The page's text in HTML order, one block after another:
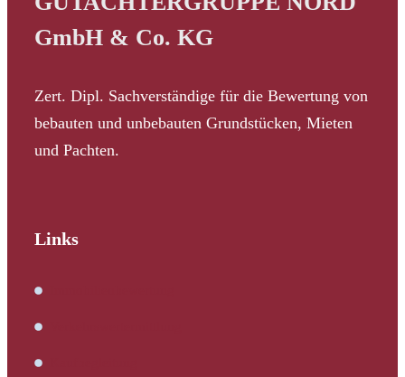
GmbH & Co. KG
Zert. Dipl. Sachverständige für die Bewertung von
bebauten und unbebauten Grundstücken, Mieten
und Pachten.
Links